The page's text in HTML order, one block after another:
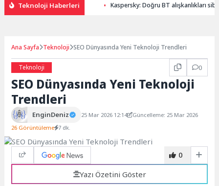
Teknoloji Haberleri Kaspersky: Doğru BT alışkanlıkları
Ana Sayfa Teknoloji SEO Dünyasında Yeni Teknoloji Trendleri
Teknoloji 0
SEO Dünyasında Yeni Teknoloji
Trendleri
EnginDeniz 25 Mar 2026 12:14
Güncelleme: 25 Mar 2026
26 Görüntüleme 7 dk.
0
Yazı Özetini Göster